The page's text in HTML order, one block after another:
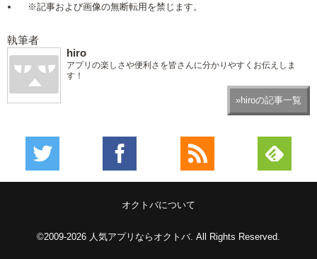
※記事および画像の無断転用を禁じます。
執筆者
hiro
アプリの楽しさや便利さを皆さんに分かりやすくお伝えしま
す！
»hiroの記事一覧
オクトバについて
©2009-2026 人気アプリならオクトバ. All Rights Reserved.